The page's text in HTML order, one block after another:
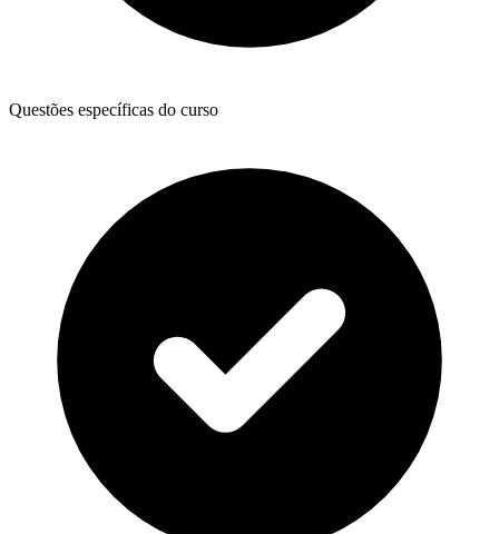
Questões específicas do curso